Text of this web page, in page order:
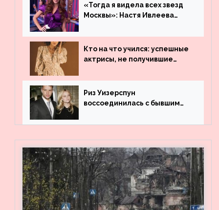
«Тогда я видела всех звезд
Москвы»: Настя Ивлеева
популярности и выложила
архивные фото
Кто на что учился: успешные
актрисы, не получившие
Риз Уизерспун
воссоединилась с бывшим